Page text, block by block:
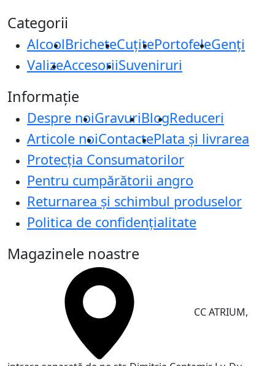
Categorii
AlcoolBricheteCuțitePortofeleGenți
ValizeAccesoriiSuveniruri
Informație
Despre noiGravuriBlogReduceri
Articole noiContactePlata și livrarea
Protecţia Consumatorilor
Pentru cumpărătorii angro
Returnarea și schimbul produselor
Politica de confidențialitate
Magazinele noastre
CC ATRIUM,